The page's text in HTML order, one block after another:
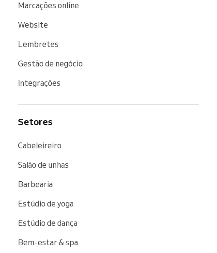
Marcações online
Website
Lembretes
Gestão de negócio
Integrações
Setores
Cabeleireiro
Salão de unhas
Barbearia
Estúdio de yoga
Estúdio de dança
Bem-estar & spa